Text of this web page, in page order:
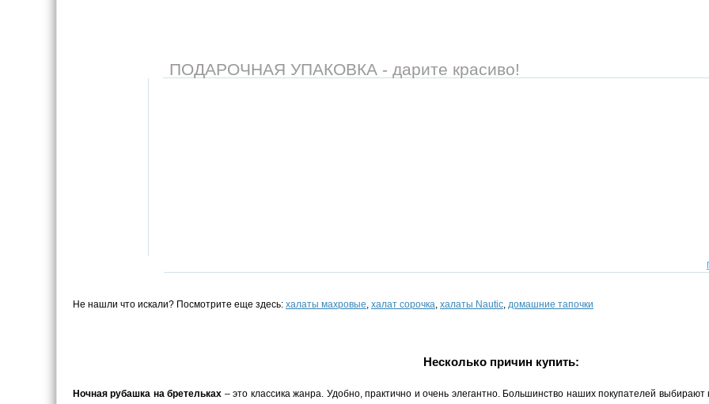
ПОДАРОЧНАЯ УПАКОВКА - дарите красиво!
Не нашли что искали? Посмотрите еще здесь: халаты махровые, халат сорочка, халаты Nautic, домашние тапочки
Несколько причин купить:
Ночная рубашка на бретельках – это классика жанра. Удобно, практично и очень элегантно. Большинство наших покупателей